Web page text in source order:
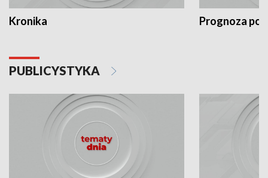
Kronika Prognoza
PUBLICYSTYKA